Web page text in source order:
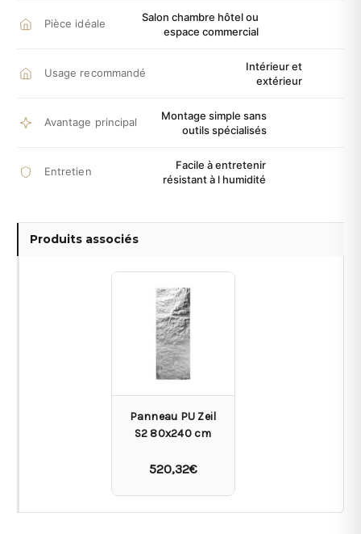
Pièce idéale
Salon chambre hôtel ou
espace commercial
Usage recommandé
Intérieur et
extérieur
Avantage principal
Montage simple sans
outils spécialisés
Entretien
Facile à entretenir
résistant à l humidité
Produits associés
Panneau PU Zeil
S2 80x240 cm
520,32€